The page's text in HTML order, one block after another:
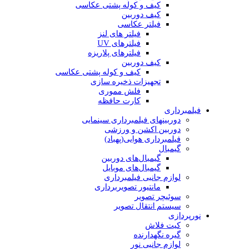
کیف و کوله پشتی عکاسی
کیف دوربین
فیلتر عکاسی
فیلتر های لنز
فیلترهای UV
فیلترهای پلاریزه
کیف دوربین
کیف و کوله پشتی عکاسی
تجهیزات ذخیره سازی
فلش مموری
کارت حافظه
فیلمبرداری
دوربینهای فیلمبرداری سینمایی
دوربین اکشن و ورزشی
فیلمبرداری هوایی(پهباد)
گیمبال
گیمبال‌های دوربین
گیمبال‌های موبایل
لوازم جانبی فیلمبرداری
مانتیور تصویربرداری
سوئیچر تصویر
سیستم انتقال تصویر
نورپردازی
کیت فلاش
گیره نگهدارنده
لوازم جانبی نور